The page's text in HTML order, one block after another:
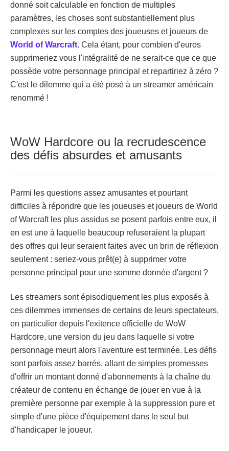
donné soit calculable en fonction de multiples
paramètres, les choses sont substantiellement plus
complexes sur les comptes des joueuses et joueurs de
World of Warcraft. Cela étant, pour combien d'euros
supprimeriez vous l'intégralité de ne serait-ce que ce que
possède votre personnage principal et repartiriez à zéro ?
C'est le dilemme qui a été posé à un streamer américain
renommé !
WoW Hardcore ou la recrudescence
des défis absurdes et amusants
Parmi les questions assez amusantes et pourtant
difficiles à répondre que les joueuses et joueurs de World
of Warcraft les plus assidus se posent parfois entre eux, il
en est une à laquelle beaucoup refuseraient la plupart
des offres qui leur seraient faites avec un brin de réflexion
seulement : seriez-vous prêt(e) à supprimer votre
personne principal pour une somme donnée d'argent ?
Les streamers sont épisodiquement les plus exposés à
ces dilemmes immenses de certains de leurs spectateurs,
en particulier depuis l'exitence officielle de WoW
Hardcore, une version du jeu dans laquelle si votre
personnage meurt alors l'aventure est terminée. Les défis
sont parfois assez barrés, allant de simples promesses
d'offrir un montant donné d'abonnements à la chaîne du
créateur de contenu en échange de jouer en vue à la
première personne par exemple à la suppression pure et
simple d'une pièce d'équipement dans le seul but
d'handicaper le joueur.